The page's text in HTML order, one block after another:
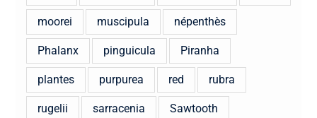
moorei muscipula népenthès
Phalanx pinguicula Piranha
plantes purpurea red rubra
rugelii sarracenia Sawtooth